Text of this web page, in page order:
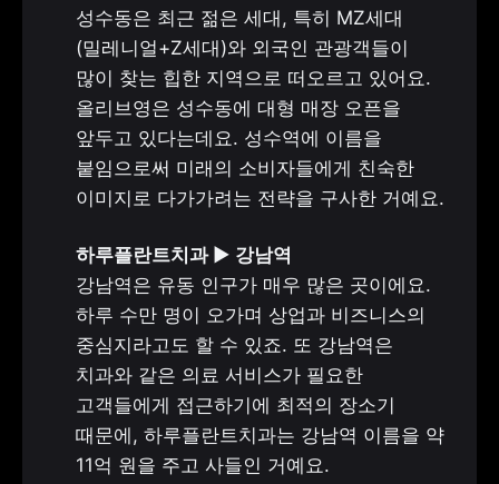
성수동은 최근 젊은 세대, 특히 MZ세대
(밀레니얼+Z세대)와 외국인 관광객들이
많이 찾는 힙한 지역으로 떠오르고 있어요.
올리브영은 성수동에 대형 매장 오픈을
앞두고 있다는데요. 성수역에 이름을
붙임으로써 미래의 소비자들에게 친숙한
이미지로 다가가려는 전략을 구사한 거예요.
하루플란트치과 ▶️
강남역은 유동 인구가 매우 많은 곳이에요.
하루 수만 명이 오가며 상업과 비즈니스의
중심지라고도 할 수 있죠. 또 강남역은
치과와 같은 의료 서비스가 필요한
고객들에게 접근하기에 최적의 장소기
때문에, 하루플란트치과는 강남역 이름을 약
11억 원을 주고 사들인 거예요.